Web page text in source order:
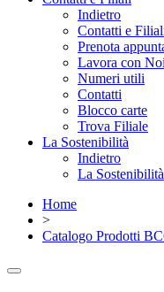
Indietro
Contatti e
Prenota
Lavora con Noi
Numeri utili
Contatti
Blocco carte
Trova Filiale
La Sostenibilità
Indietro
La Sostenibilità
Home
>
Catalogo Prodotti